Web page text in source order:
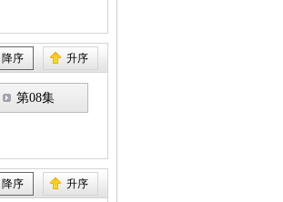
降序 升序
第08集
降序 升序